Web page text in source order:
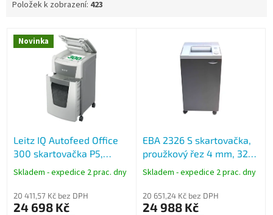
Položek k zobrazení: 423
Novinka
Leitz IQ Autofeed Office
300 skartovačka P5,
mikro řez 2 × 15 mm, 60 l,
Skladem - expedice 2 prac. dny
20 411,57 Kč bez DPH
24 698 Kč
EBA 2326 S skartovačka,
proužkový řez 4 mm, 32
listů (70 g/m2), koš 100 l
Skladem - expedice 2 prac. dny
20 651,24 Kč bez DPH
24 988 Kč